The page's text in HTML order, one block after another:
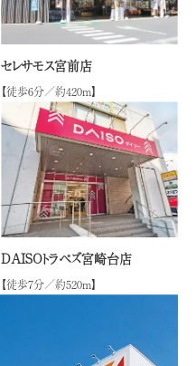
セレサモス宮前店
【徒歩6分／約420m】
DAISOトラペズ宮崎台店
【徒歩7分／約520m】